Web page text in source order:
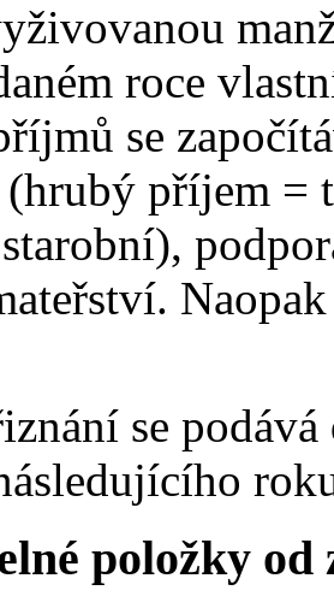
roce
se
příjem =
se
položky od